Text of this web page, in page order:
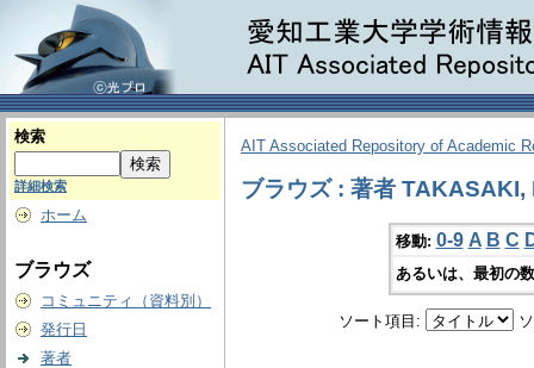
検索
詳細検索
ホーム
ブラウズ
コミュニティ（資料別）
発行日
著者
AIT Associated Repository of Academic
ブラウズ : 著者
移動: 0-9 A B C
あるいは、最初の
ソート項目: